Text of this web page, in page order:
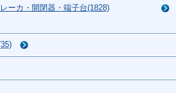
ーカ・開閉器・端子台(1828)